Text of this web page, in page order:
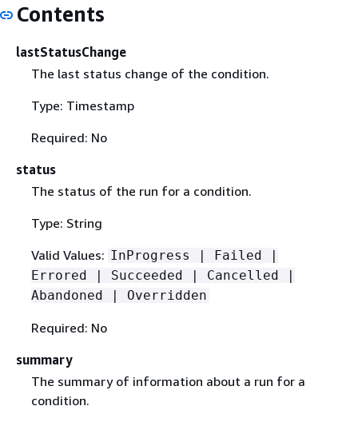
Contents
lastStatusChange
The last status change of the condition.
Type: Timestamp
Required: No
status
The status of the run for a condition.
Type: String
Valid Values: InProgress | Failed |
Errored | Succeeded | Cancelled |
Abandoned | Overridden
Required: No
summary
The summary of information about a run for a
condition.